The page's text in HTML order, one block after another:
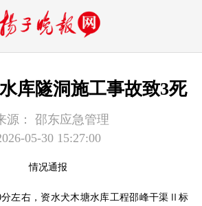
库隧洞施工事故致3死
源：
邵东应急管理
05-30 15:27:00
情况通报
分左右，资水犬木塘水库工程邵峰干渠Ⅱ标